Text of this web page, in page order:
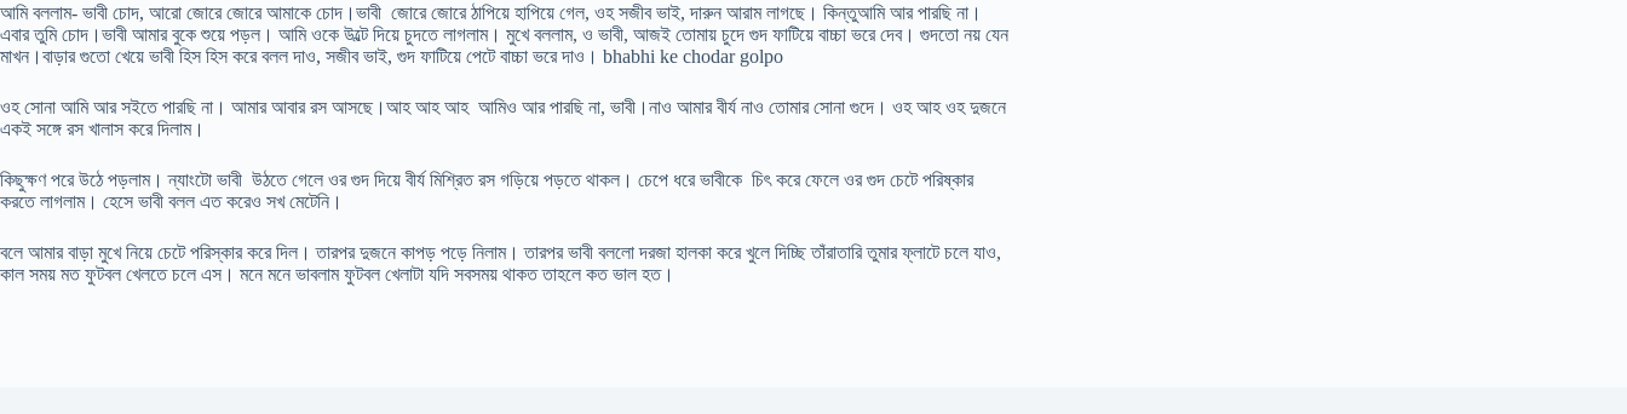
আমি বললাম- ভাবী চোদ, আরো জোরে জোরে আমাকে চোদ।ভাবী জোরে জোরে ঠাপিয়ে হাপিয়ে গেল, ওহ সজীব ভাই, দারুন আরাম লাগছে। কিন্তুআমি আর পারছি না।
এবার তুমি চোদ।ভাবী আমার বুকে শুয়ে পড়ল। আমি ওকে উল্টে দিয়ে চুদতে লাগলাম। মুখে বললাম, ও ভাবী, আজই তোমায় চুদে গুদ ফাটিয়ে বাচ্চা ভরে দেব। গুদতো নয় যেন
মাখন।বাড়ার গুতো খেয়ে ভাবী হিস হিস করে বলল দাও, সজীব ভাই, গুদ ফাটিয়ে পেটে বাচ্চা ভরে দাও। bhabhi ke chodar golpo
ওহ সোনা আমি আর সইতে পারছি না। আমার আবার রস আসছে।আহ আহ আহ আমিও আর পারছি না, ভাবী।নাও আমার বীর্য নাও তোমার সোনা গুদে। ওহ আহ ওহ দুজনে
একই সঙ্গে রস খালাস করে দিলাম।
কিছুক্ষণ পরে উঠে পড়লাম। ন্যাংটো ভাবী উঠতে গেলে ওর গুদ দিয়ে বীর্য মিশ্রিত রস গড়িয়ে পড়তে থাকল। চেপে ধরে ভাবীকে চিৎ করে ফেলে ওর গুদ চেটে পরিষ্কার
করতে লাগলাম। হেসে ভাবী বলল এত করেও সখ মেটেনি।
বলে আমার বাড়া মুখে নিয়ে চেটে পরিস্কার করে দিল। তারপর দুজনে কাপড় পড়ে নিলাম। তারপর ভাবী বললো দরজা হালকা করে খুলে দিচ্ছি তাঁরাতারি তুমার ফ্লাটে চলে যাও,
কাল সময় মত ফুটবল খেলতে চলে এস। মনে মনে ভাবলাম ফুটবল খেলাটা যদি সবসময় থাকত তাহলে কত ভাল হত।